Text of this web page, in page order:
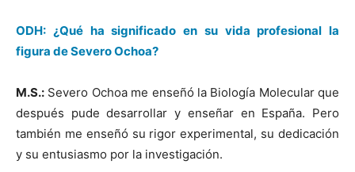
ODH: ¿Qué ha significado en su vida profesional la
figura de Severo Ochoa?
M.S.: Severo Ochoa me enseñó la Biología Molecular que
después pude desarrollar y enseñar en España. Pero
también me enseñó su rigor experimental, su dedicación
y su entusiasmo por la investigación.